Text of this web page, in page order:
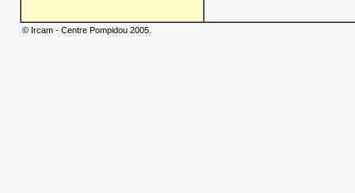
© Ircam - Centre Pompidou 2005.